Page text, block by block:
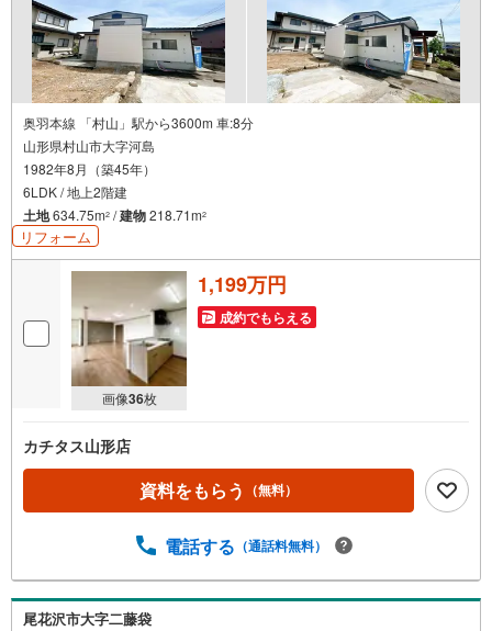
更にご紹介のお客様が弊社仲介にてご契約頂くと、1万円から最大10万円の
ご紹介料をお支払いさせて頂きます！詳しくはスタッフ迄
■県内有数の大型店舗
1.店舗敷地内に大型駐車場完備、マイカーでも安心！
2.チャイルドスペース、授乳室、ベビーベッド完備
3.他にもファミリーに優しい『あったら良いな』がここにある！ミルク用浄
水サーバー、紙おむつ、アメニティ、大型個室2部屋、各ブースモニター等
奥羽本線 「村山」駅から3600m 車:8分
山形県村山市大字河島
1982年8月（築45年）
6LDK / 地上2階建
土地634.75m2 /建物218.71m2
リフォーム
画像36枚
1,199万円
成約でもらえる
カチタス山形店
資料をもらう （無料）
電話する （通話料無料）
尾花沢市大字二藤袋